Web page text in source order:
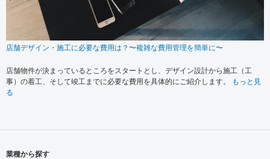
店舗デザイン・施工に必要な費用は？〜複雑な費用管理を簡単に〜
店舗物件が決まっているところをスタートとし、デザイン設計から施工（工
事）の着工、そして竣工までに必要な費用を具体的にご紹介します。
もっと見
る
業種から探す